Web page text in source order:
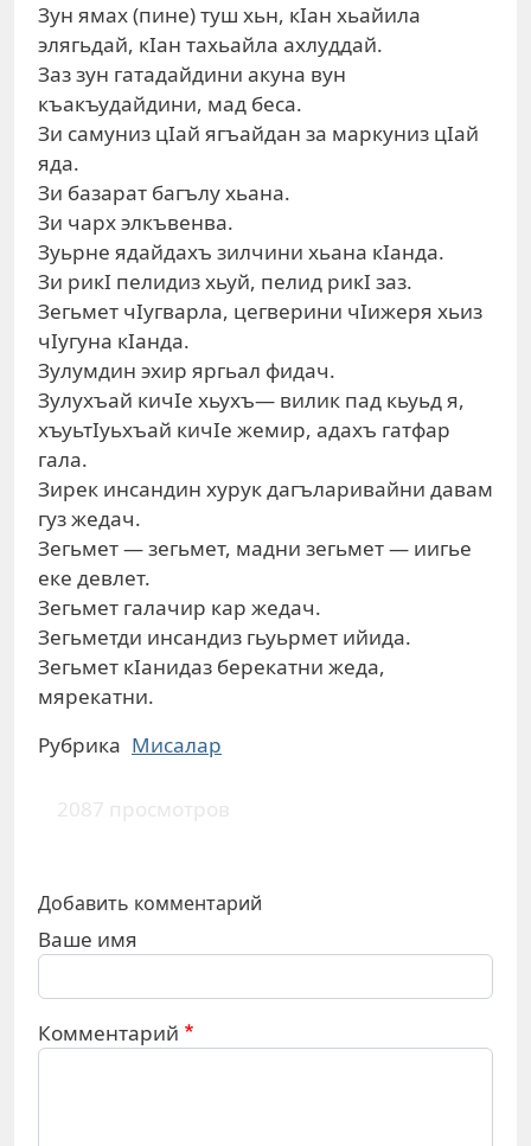
Зун ямах (пине) туш хьн, кIан хьайила
элягьдай, кIан тахьайла ахлуддай.
Заз зун гатадайдини акуна вун
къакъудайдини, мад беса.
Зи самуниз цIай ягъайдан за маркуниз цIай
яда.
Зи базарат багълу хьана.
Зи чарх элкъвенва.
Зуьрне ядайдахъ зилчини хьана кIанда.
Зи рикI пелидиз хьуй, пелид рикI заз.
Зегьмет чIугварла, цегверини чIижеря хьиз
чIугуна кIанда.
Зулумдин эхир яргьал фидач.
Зулухъай кичIе хьухъ— вилик пад кьуьд я,
хъуьтIуьхъай кичIе жемир, адахъ гатфар
гала.
Зирек инсандин хурук дагъларивайни давам
гуз жедач.
Зегьмет — зегьмет, мадни зегьмет — иигье
еке девлет.
Зегьмет галачир кар жедач.
Зегьметди инсандиз гьуьрмет ийида.
Зегьмет кIанидаз берекатни жеда,
мярекатни.
Рубрика Мисалар
2087 просмотров
Добавить комментарий
Ваше имя
Комментарий